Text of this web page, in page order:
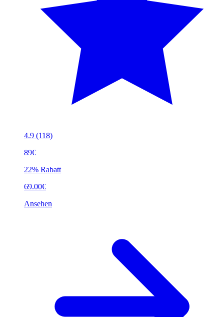
4.9 (118)
89€
22% Rabatt
69.00€
Ansehen